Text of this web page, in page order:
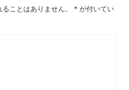
ことはありません。 * が付いてい